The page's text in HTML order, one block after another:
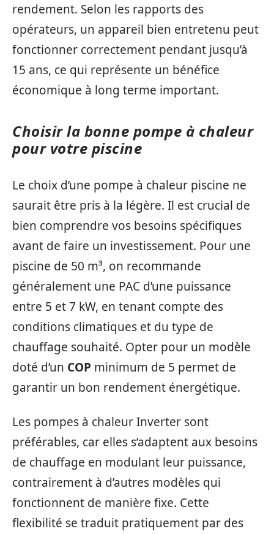
rendement. Selon les rapports des
opérateurs, un appareil bien entretenu peut
fonctionner correctement pendant jusqu’à
15 ans, ce qui représente un bénéfice
économique à long terme important.
Choisir la bonne pompe à chaleur
pour votre piscine
Le choix d’une pompe à chaleur piscine ne
saurait être pris à la légère. Il est crucial de
bien comprendre vos besoins spécifiques
avant de faire un investissement. Pour une
piscine de 50 m³, on recommande
généralement une PAC d’une puissance
entre 5 et 7 kW, en tenant compte des
conditions climatiques et du type de
chauffage souhaité. Opter pour un modèle
doté d’un COP minimum de 5 permet de
garantir un bon rendement énergétique.
Les pompes à chaleur Inverter sont
préférables, car elles s’adaptent aux besoins
de chauffage en modulant leur puissance,
contrairement à d’autres modèles qui
fonctionnent de manière fixe. Cette
flexibilité se traduit pratiquement par des